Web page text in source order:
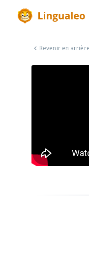
Revenir en arrière